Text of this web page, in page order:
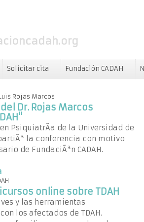
Solicitar cita Fundación CADAH
Dr. Rojas Marcos
PsiquiatrÃ­a de la Universidad de
la conferencia con motivo
de FundaciÃ³n CADAH.
online sobre TDAH
y las herramientas
los afectados de TDAH.